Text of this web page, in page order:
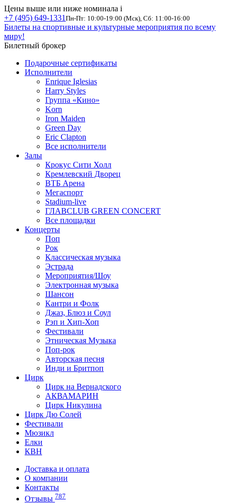
Цены выше или ниже номинала i
+7 (495) 649-1331 Пн-Пт: 10:00-19:00 (Мск), Сб: 11:00-16:00
Билеты на спортивные и культурные мероприятия по всему
миру!
Билетный брокер
Подарочные сертификаты
Исполнители
Enrique Iglesias
Harry Styles
Группа «Кино»
Korn
Iron Maiden
Green Day
Eric Clapton
Все исполнители
Залы
Крокус Сити Холл
Кремлевский Дворец
ВТБ Арена
Мегаспорт
Stadium-live
ГЛАВCLUB GREEN CONCERT
Все площадки
Концерты
Поп
Рок
Классическая музыка
Эстрада
Мероприятия/Шоу
Электронная музыка
Шансон
Кантри и Фолк
Джаз, Блюз и Соул
Рэп и Хип-Хоп
Фестивали
Этническая Музыка
Поп-рок
Авторская песня
Инди и Бритпоп
Цирк
Цирк на Вернадского
АКВАМАРИН
Цирк Никулина
Цирк Дю Солей
Фестивали
Мюзикл
Елки
КВН
Доставка и оплата
О компании
Контакты
Отзывы 787